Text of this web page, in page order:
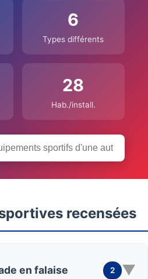
6
Types différents
28
Hab./install.
recensées
en falaise 2 ▼